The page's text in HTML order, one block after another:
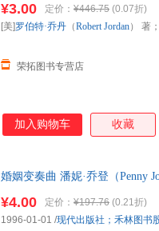
¥3.00 定价： ¥446.75 (0.07折)
荣拓图书专营店
[美]罗伯特·乔丹 （Robert Jordan） 著
加入购物车 收藏
婚姻变奏曲 潘妮·乔登（Penny
¥4.00 定价： ¥197.76 (0.21折)
1996-01-01 /现代出版社；禾林图书